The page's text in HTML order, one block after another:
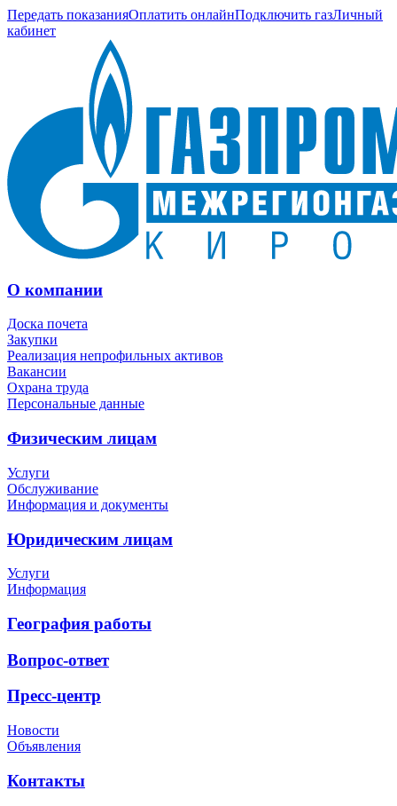
Передать показанияОплатить онлайнПодключить газЛичный
кабинет
О компании
Доска почета
Закупки
Реализация непрофильных активов
Вакансии
Охрана труда
Персональные данные
Физическим лицам
Услуги
Обслуживание
Информация и документы
Юридическим лицам
Услуги
Информация
География работы
Вопрос-ответ
Пресс-центр
Новости
Объявления
Контакты